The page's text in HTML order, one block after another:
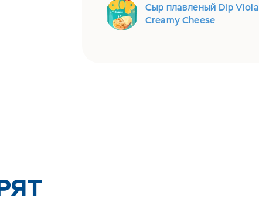
Сыр плавленый Dip Viola
Creamy Cheese